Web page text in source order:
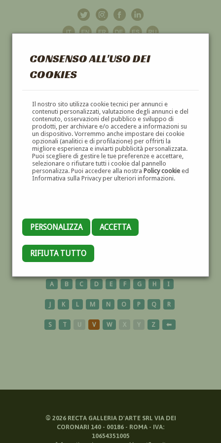
CONSENSO ALL'USO DEI
COOKIES
Il nostro sito utilizza cookie tecnici per annunci e
contenuti personalizzati, valutazione degli annunci e del
contenuto, osservazioni del pubblico e sviluppo di
prodotti, per archiviare e/o accedere a informazioni su
un dispositivo. Vorremmo anche impostare dei cookie
opzionali (analitici e di profilazione) per offrirti la
migliore esperienza e inviarti pubblicità personalizzata.
Puoi scegliere di gestire le tue preferenze e accettare,
selezionare o rifiutare tutti i cookie dal pannello
personalizza. Puoi accedere alla nostra Policy cookieed
Informativa sulla Privacy per ulteriori informazioni.
PERSONALIZZA ACCETTA
RIFIUTA TUTTO
GALLERIAD'ARTE
DIPINTI E SCULTURE '800 E '900
PIETRASANTA
A B C D E F G H I
J K L M N O P Q R
S T U V W X Y Z ⬅
© 2026RECTA GALLERIA D'ARTE SRL VIA DEI
CORONARI 140 - 00186 - ROMA - IVA:
10654351005